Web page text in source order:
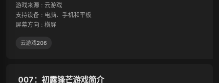
游戏来源 : 云游戏
支持设备 : 电脑、手机和平板
屏幕方向 : 横屏
云游戏206
007：初露锋芒游戏简介